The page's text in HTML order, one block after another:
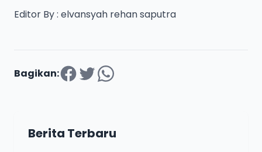
Editor By : elvansyah rehan saputra
Bagikan:
Berita Terbaru